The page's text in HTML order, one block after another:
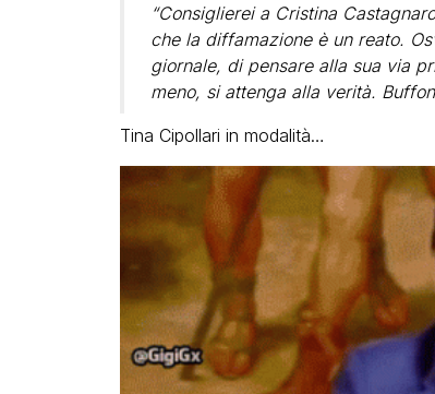
“Consiglierei a Cristina
che la diffamazione è un reato.
giornale, di pensare alla sua via
meno, si attenga alla verità.
Tina Cipollari in modalità…